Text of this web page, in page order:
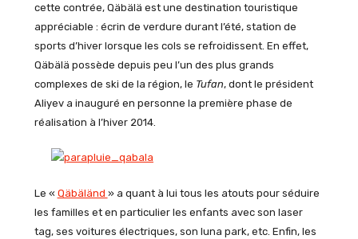
cette contrée, Qäbälä est une destination touristique
appréciable : écrin de verdure durant l’été, station de
sports d’hiver lorsque les cols se refroidissent. En effet,
Qäbälä possède depuis peu l’un des plus grands
complexes de ski de la région, le Tufan, dont le président
Aliyev a inauguré en personne la première phase de
réalisation à l’hiver 2014.
Le « Qäbäländ » a quant à lui tous les atouts pour séduire
les familles et en particulier les enfants avec son laser
tag, ses voitures électriques, son luna park, etc. Enfin, les